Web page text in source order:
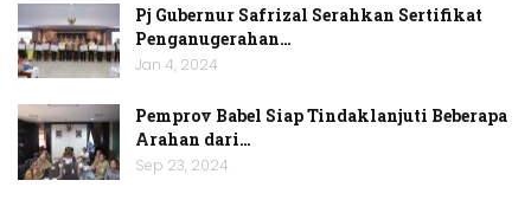
Pj Gubernur Safrizal Serahkan Sertifikat
Penganugerahan…
Jan 4, 2024
Pemprov Babel Siap Tindaklanjuti Beberapa
Arahan dari…
Sep 23, 2024